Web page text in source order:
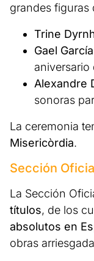
grandes figuras
Trine
Gael
aniversario
Alexandre
sonoras
La ceremonia
Misericòrdia.
Sección
La Sección
títulos, de los
absolutos en
obras